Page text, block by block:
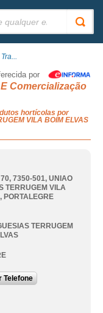
por
Comercialização
hortícolas por
VILA BOIM ELVAS
70, 7350-501, UNIAO
TERRUGEM VILA
, PORTALEGRE
TERRUGEM
Telefone